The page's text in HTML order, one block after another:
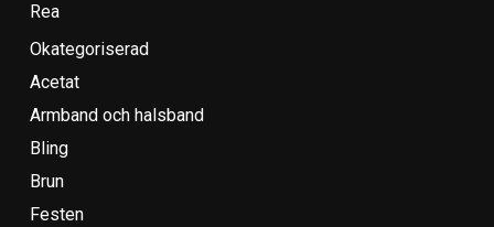
Rea
Okategoriserad
Acetat
Armband och halsband
Bling
Brun
Festen